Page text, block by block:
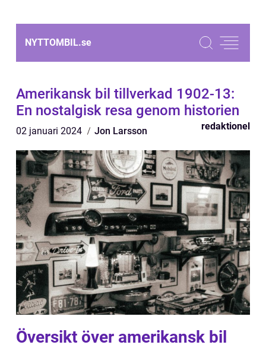
NYTTOMBIL.se
Amerikansk bil tillverkad 1902-13:
En nostalgisk resa genom historien
02 januari 2024 Jon Larsson redaktionel
Översikt över amerikansk bil